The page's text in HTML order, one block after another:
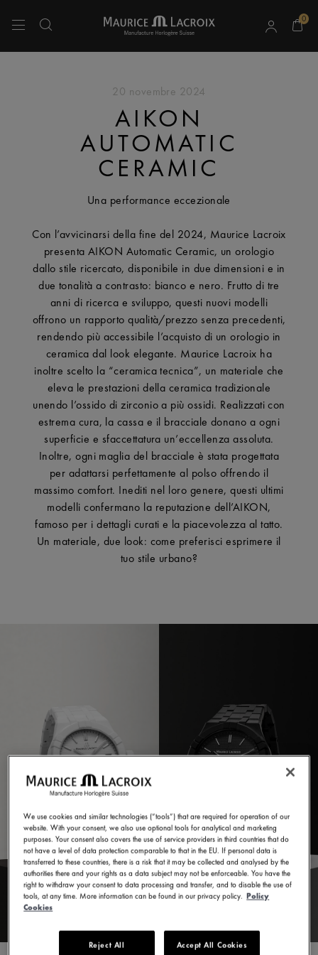
0
20 novembre 2024
AIKON
AUTOMATIC
CERAMIC
Una performance eccezionale
Con l’avvicinarsi della fine del 2024, Maurice Lacroix
presenta AIKON Automatic Ceramic, un orologio
dallo stile ricercato, disponibile in due dimensioni e in
due tonalità a contrasto: bianco e nero. Frutto di tre
anni di ricerca e sviluppo, questi nuovi modelli
offrono un rapporto qualità/prezzo senza precedenti,
rendendo più accessibile l’acquisto di un orologio in
ceramica dal look elegante. Maurice Lacroix ha
inoltre scelto la “ceramica tecnica”, un materiale che
eleva le prestazioni della ceramica tradizionale
unendo l’ossido di zirconio a più ossidi. Realizzati con
estrema cura, la cassa e il bracciale donano a ogni
superficie e sfaccettatura un’eccellenza assoluta.
Inoltre, ogni maglia del bracciale è stata progettata
per adattarsi perfettamente al polso offrendo il
massimo comfort. Inediti nel loro genere, questi ultimi
modelli confermano la reputazione dell’AIKON,
famoso per i dettagli curati e la piacevolezza al tatto.
Un materiale, due look: come preferisci esprimere il
tuo stile urbano?
We use cookies and similar technologies (“tools”) that are required for operation of our
website. With your consent, we also use optional tools for analytical and marketing
purposes. Your consent also covers the use of service providers in third countries that do
not have a level of data protection comparable to that in the EU. If personal data is
transferred to these countries, there is a risk that it may be collected and analysed by the
authorities there and your rights as a data subject may not be enforceable. You have the
right to withdraw your consent to data processing and transfer, and to disable the use of
tools, at any time. More information can be found in our privacy policy. Policy
Cookies
Reject All Accept All Cookies